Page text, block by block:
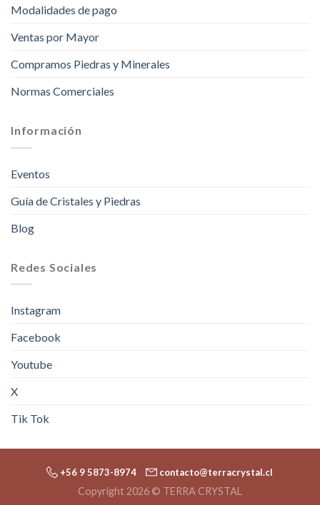
Modalidades de pago
Ventas por Mayor
Compramos Piedras y Minerales
Normas Comerciales
Información
Eventos
Guía de Cristales y Piedras
Blog
Redes Sociales
Instagram
Facebook
Youtube
X
Tik Tok
+56 9 5873-8974 contacto@terracrystal.cl
Copyright 2026 © TERRA CRYSTAL